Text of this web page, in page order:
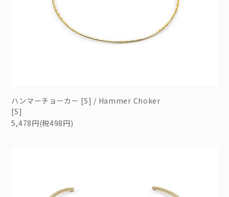
ハンマーチョーカー [S] / Hammer Choker
[S]
5,478円(税498円)